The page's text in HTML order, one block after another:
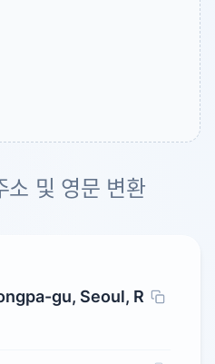
소 및 영문 변환
gu, Seoul, R